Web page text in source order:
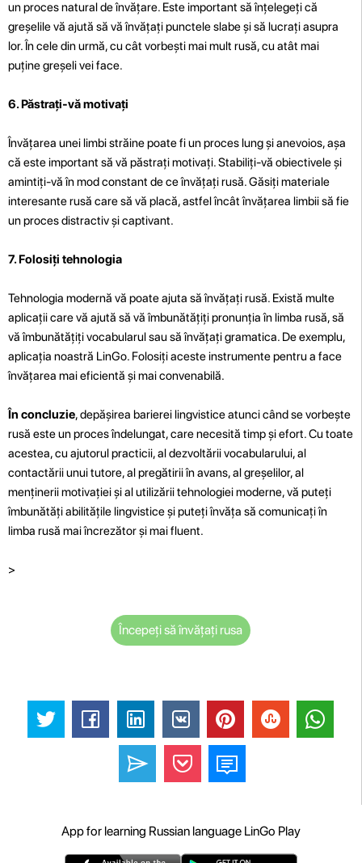
un proces natural de învățare. Este important să înțelegeți că
greșelile vă ajută să vă învățați punctele slabe și să lucrați asupra
lor. În cele din urmă, cu cât vorbești mai mult rusă, cu atât mai
puține greșeli vei face.
6. Păstrați-vă motivați
Învățarea unei limbi străine poate fi un proces lung și anevoios, așa
că este important să vă păstrați motivați. Stabiliți-vă obiectivele și
amintiți-vă în mod constant de ce învățați rusă. Găsiți materiale
interesante rusă care să vă placă, astfel încât învățarea limbii să fie
un proces distractiv și captivant.
7. Folosiți tehnologia
Tehnologia modernă vă poate ajuta să învățați rusă. Există multe
aplicații care vă ajută să vă îmbunătățiți pronunția în limba rusă, să
vă îmbunătățiți vocabularul sau să învățați gramatica. De exemplu,
aplicația noastră LinGo. Folosiți aceste instrumente pentru a face
învățarea mai eficientă și mai convenabilă.
În concluzie, depășirea barierei lingvistice atunci când se vorbește
rusă este un proces îndelungat, care necesită timp și efort. Cu toate
acestea, cu ajutorul practicii, al dezvoltării vocabularului, al
contactării unui tutore, al pregătirii în avans, al greșelilor, al
menținerii motivației și al utilizării tehnologiei moderne, vă puteți
îmbunătăți abilitățile lingvistice și puteți învăța să comunicați în
limba rusă mai încrezător și mai fluent.
>
Începeți să învățați rusa
App for learning Russian language LinGo Play